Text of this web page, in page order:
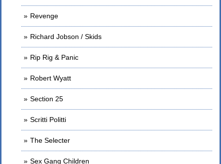
Revenge
Richard Jobson / Skids
Rip Rig & Panic
Robert Wyatt
Section 25
Scritti Politti
The Selecter
Sex Gang Children